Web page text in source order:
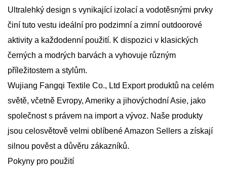
Ultralehký design s vynikající izolací a vodotěsnými prvky
činí tuto vestu ideální pro podzimní a zimní outdoorové
aktivity a každodenní použití. K dispozici v klasických
černých a modrých barvách a vyhovuje různým
příležitostem a stylům.
Wujiang Fangqi Textile Co., Ltd Export produktů na celém
světě, včetně Evropy, Ameriky a jihovýchodní Asie, jako
společnost s právem na import a vývoz. Naše produkty
jsou celosvětově velmi oblíbené Amazon Sellers a získají
silnou pověst a důvěru zákazníků.
Pokyny pro použití